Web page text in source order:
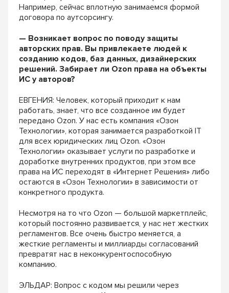
Например, сейчас вплотную занимаемся формой
договора по аутсорсингу.
— Возникает вопрос по поводу защиты
авторских прав. Вы привлекаете людей к
созданию кодов, баз данных, дизайнерских
решений. Забирает ли Ozon права на объекты
ИС у авторов?
ЕВГЕНИЯ: Человек, который приходит к нам
работать, знает, что все созданное им будет
передано Ozon. У нас есть компания «Озон
Технологии», которая занимается разработкой IT
для всех юридических лиц Ozon. «Озон
Технологии» оказывает услуги по разработке и
доработке внутренних продуктов, при этом все
права на ИС переходят в «Интернет Решения» либо
остаются в «Озон Технологии» в зависимости от
конкретного продукта.
Несмотря на то что Ozon — большой маркетплейс,
который постоянно развивается, у нас нет жестких
регламентов. Все очень быстро меняется, а
жесткие регламенты и миллиарды согласований
превратят нас в неконкурентоспособную
компанию.
ЭЛЬДАР: Вопрос с кодом мы решили через